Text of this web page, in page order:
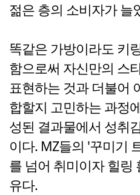
젊은 층의 소비자가 늘
똑같은 가방이라도 키
함으로써 자신만의 스
표현하는 것과 더불어
합할지 고민하는 과정
성된 결과물에서 성취
이다. MZ들의 '꾸미기
를 넘어 취미이자 힐링
유다.